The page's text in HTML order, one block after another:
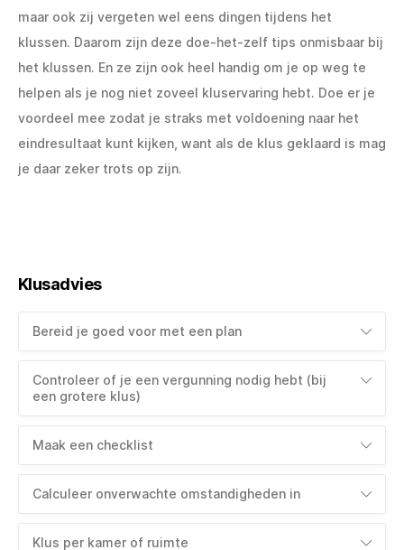
maar ook zij vergeten wel eens dingen tijdens het
klussen. Daarom zijn deze doe-het-zelf tips onmisbaar bij
het klussen. En ze zijn ook heel handig om je op weg te
helpen als je nog niet zoveel kluservaring hebt. Doe er je
voordeel mee zodat je straks met voldoening naar het
eindresultaat kunt kijken, want als de klus geklaard is mag
je daar zeker trots op zijn.
Klusadvies
Bereid je goed voor met een plan
Controleer of je een vergunning nodig hebt (bij
een grotere klus)
Maak een checklist
Calculeer onverwachte omstandigheden in
Klus per kamer of ruimte